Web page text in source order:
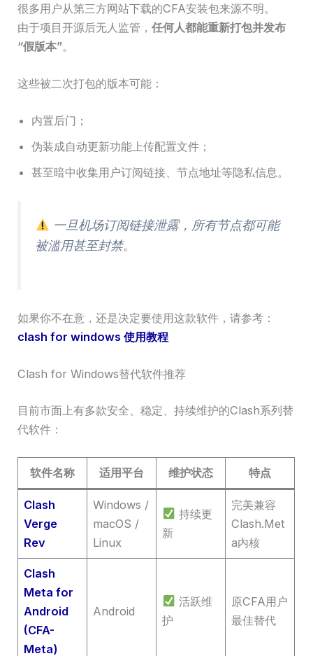
很多用户从第三方网站下载的CFA安装包来源不明。
由于项目开源后无人监管，任何人都能重新打包并发布
“假版本”。
这些被二次打包的版本可能：
内置后门；
伪装成自动更新功能上传配置文件；
甚至暗中收集用户订阅链接、节点地址等隐私信息。
一旦机场订阅链接泄露，所有节点都可能
被滥用甚至封禁。
如果你不在意，还是决定要使用这款软件，请参考：
clash for windows 使用教程
Clash for Windows替代软件推荐
目前市面上有多款安全、稳定、持续维护的Clash系列替
代软件：
软件名称 适用平台 维护状态 特点
Clash
Verge
Rev
Windows /
macOS /
Linux
持续更
新
完美兼容
Clash.Met
a内核
Clash
Meta for
Android
(CFA-
Meta)
Android
活跃维
护
原CFA用户
最佳替代